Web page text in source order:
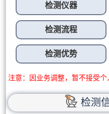
检测仪器
检测流程
检测优势
注意：因业务调整，暂不接受个
检测